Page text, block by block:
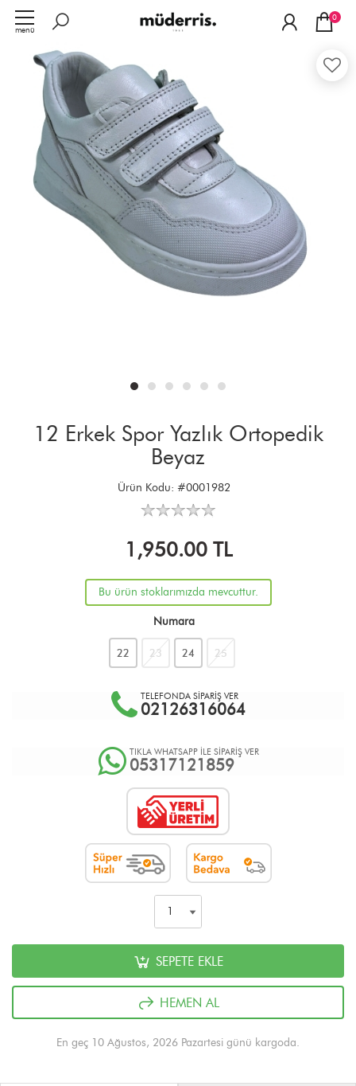
menü
0
12 Erkek Spor Yazlık Ortopedik
Beyaz
Ürün Kodu: #0001982
1,950.00TL
Bu ürün stoklarımızda mevcuttur.
Numara
22 23 24 25
TELEFONDA SİPARİŞ VER
02126316064
TIKLA WHATSAPP İLE SİPARİŞ VER
05317121859
SEPETE EKLE
HEMEN AL
En geç 10 Ağustos, 2026 Pazartesi günü kargoda.